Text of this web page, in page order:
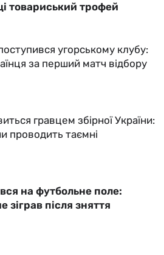
товариський трофей
угорському клубу:
за перший матч відбору
гравцем збірної України:
проводить таємні
на футбольне поле:
зіграв після зняття